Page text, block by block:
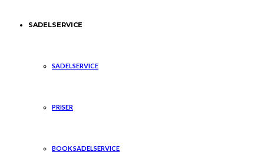
SADELSERVICE
SADELSERVICE
PRISER
BOOK SADELSERVICE